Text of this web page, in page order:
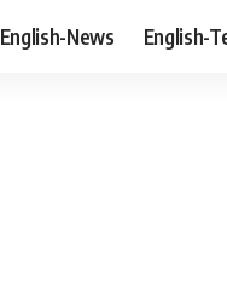
English-News English-